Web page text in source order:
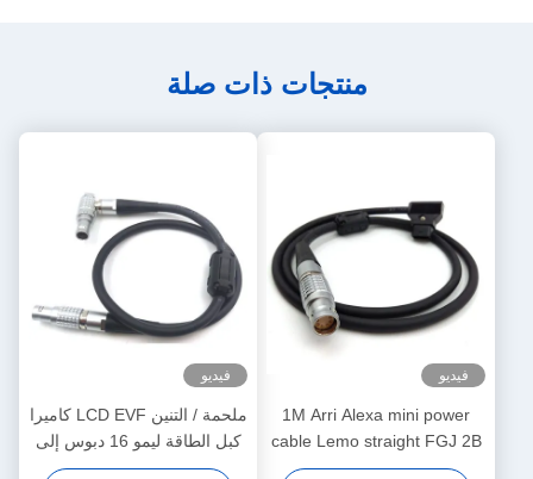
منتجات ذات صلة
فيديو
1M Arri Alexa mini power
cable Lemo straight FGJ 2B
8 pin to D-tap cable
فيديو
ملحمة / التنين LCD EVF كاميرا
كبل الطاقة ليمو 16 دبوس إلى
16 دبوس مباشرة إلى اليمين